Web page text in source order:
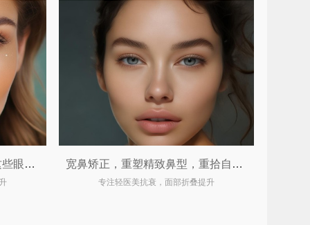
视觉门面官不只是开眼角！这些眼整形手术让你由内而外散发光彩 ✨ 宽鼻矫正，重塑精致鼻型，重拾自信魅力
专注轻医美抗衰，面部折叠提升